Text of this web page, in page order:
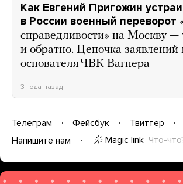
Как Евгений Пригожин
в России военный переворот
справедливости» на Москву —
и обратно. Цепочка заявлений
основателя ЧВК Вагнера
3 года назад
Телеграм Фейсбук Твиттер
Напишите нам
Magic link Что-